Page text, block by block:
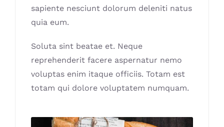
sapiente nesciunt dolorum deleniti natus
quia eum.
Soluta sint beatae et. Neque
reprehenderit facere aspernatur nemo
voluptas enim itaque officiis. Totam est
totam qui dolore voluptatem numquam.